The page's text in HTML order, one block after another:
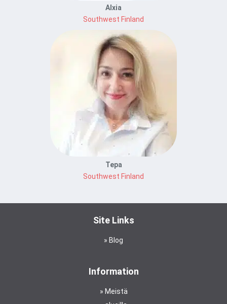
Alxia
Southwest Finland
Tepa
Southwest Finland
Site Links
Blog
Information
Meistä